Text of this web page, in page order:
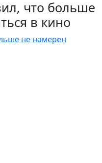
что больше
в кино
не намерен